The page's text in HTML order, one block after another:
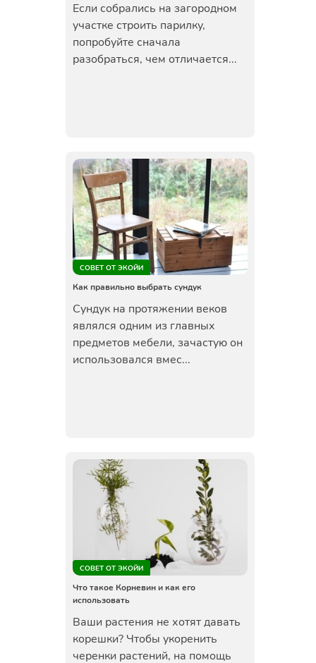
Если собрались на загородном
участке строить парилку,
попробуйте сначала
разобраться, чем отличается...
СОВЕТ ОТ ЭКОЙИ
Как правильно выбрать сундук
Сундук на протяжении веков
являлся одним из главных
предметов мебели, зачастую он
использовался вмес...
СОВЕТ ОТ ЭКОЙИ
Что такое Корневин и как его
использовать
Ваши растения не хотят давать
корешки? Чтобы укоренить
черенки растений, на помощь